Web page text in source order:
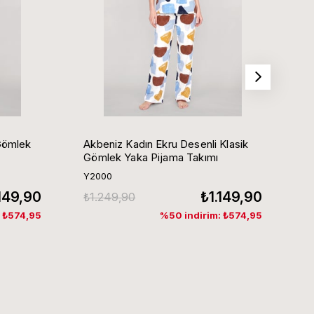
Akbeniz Kadın Ekru Desenli Klasik
Gömlek Yaka Pijama Takımı
Y2000
₺1.149,90
₺1.249,90
%50 indirim: ₺574,95